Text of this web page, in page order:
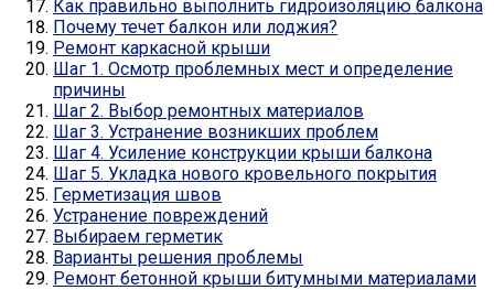
Как правильно выполнить гидроизоляцию балкона
Почему течет балкон или лоджия?
Ремонт каркасной крыши
Шаг 1. Осмотр проблемных мест и определение
причины
Шаг 2. Выбор ремонтных материалов
Шаг 3. Устранение возникших проблем
Шаг 4. Усиление конструкции крыши балкона
Шаг 5. Укладка нового кровельного покрытия
Герметизация швов
Устранение повреждений
Выбираем герметик
Варианты решения проблемы
Ремонт бетонной крыши битумными материалами